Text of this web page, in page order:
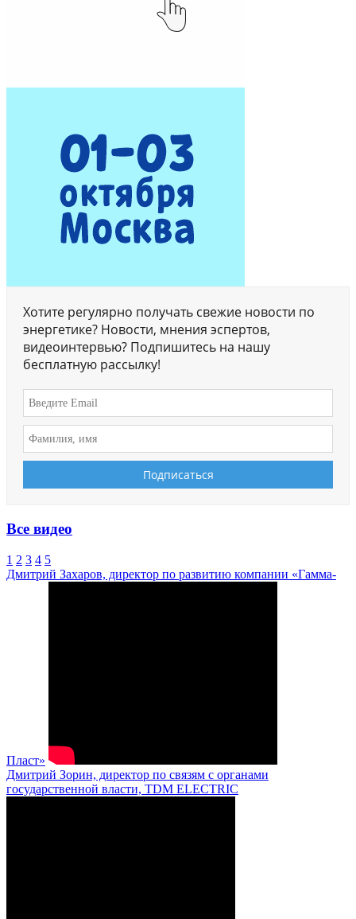
Хотите регулярно получать свежие новости по
энергетике? Новости, мнения эспертов,
видеоинтервью? Подпишитесь на нашу
бесплатную рассылку!
Все видео
1 2 3 4 5
Дмитрий Захаров, директор по развитию компании «Гамма-
Пласт»
Дмитрий Зорин, директор по связям с органами
государственной власти, TDM ELECTRIC